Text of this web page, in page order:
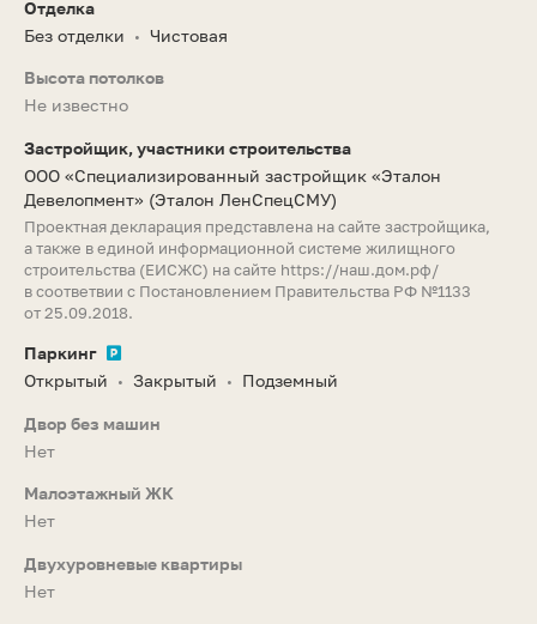
Отделка
Без отделки
• Чистовая
Высота потолков
Не известно
Застройщик, участники строительства
ООО «Специализированный застройщик «Эталон
Девелопмент» (Эталон ЛенСпецСМУ)
Проектная декларация представлена на сайте застройщика,
а также в единой информационной системе жилищного
строительства (ЕИСЖС) на сайте https://наш.дом.рф/
в соответвии с Постановлением Правительства РФ №1133
от 25.09.2018.
Паркинг
Открытый
• Закрытый • Подземный
Двор без машин
Нет
Малоэтажный ЖК
Нет
Двухуровневые квартиры
Нет